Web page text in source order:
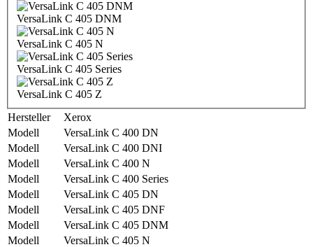
VersaLink C 405 DNM
VersaLink C 405 N
VersaLink C 405 Series
VersaLink C 405 Z
Hersteller
Xerox
Modell
VersaLink C 400 DN
Modell
VersaLink C 400 DNI
Modell
VersaLink C 400 N
Modell
VersaLink C 400 Series
Modell
VersaLink C 405 DN
Modell
VersaLink C 405 DNF
Modell
VersaLink C 405 DNM
Modell
VersaLink C 405 N